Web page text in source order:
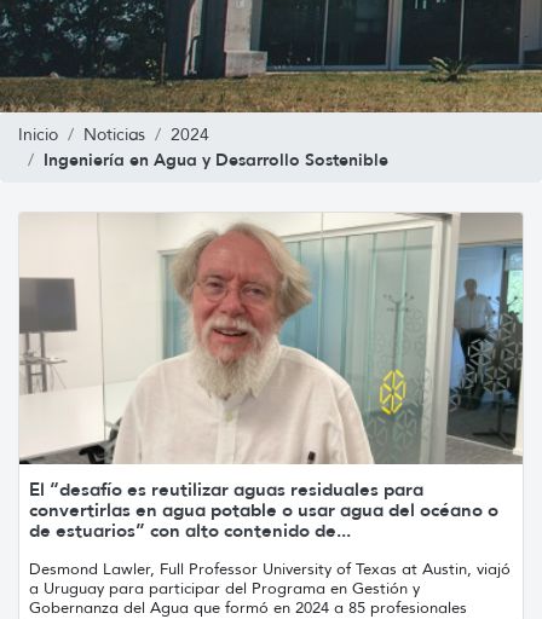
Inicio Noticias 2024
Ingeniería en Agua y Desarrollo Sostenible
El “desafío es reutilizar aguas residuales para
convertirlas en agua potable o usar agua del océano o
de estuarios” con alto contenido de...
Desmond Lawler, Full Professor University of Texas at Austin, viajó
a Uruguay para participar del Programa en Gestión y
Gobernanza del Agua que formó en 2024 a 85 profesionales